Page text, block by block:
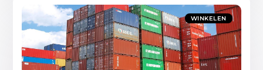
WINKELEN